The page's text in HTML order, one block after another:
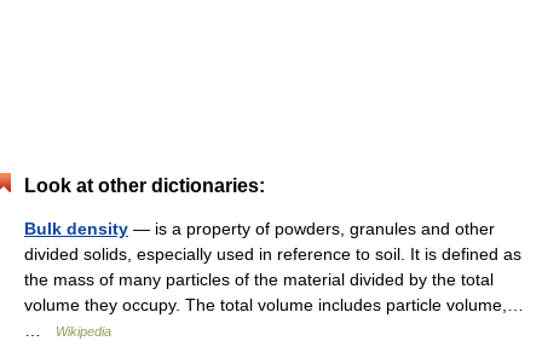
Look at other dictionaries:
Bulk density — is a property of powders, granules and other
divided solids, especially used in reference to soil. It is defined as
the mass of many particles of the material divided by the total
volume they occupy. The total volume includes particle volume,…
Wikipedia